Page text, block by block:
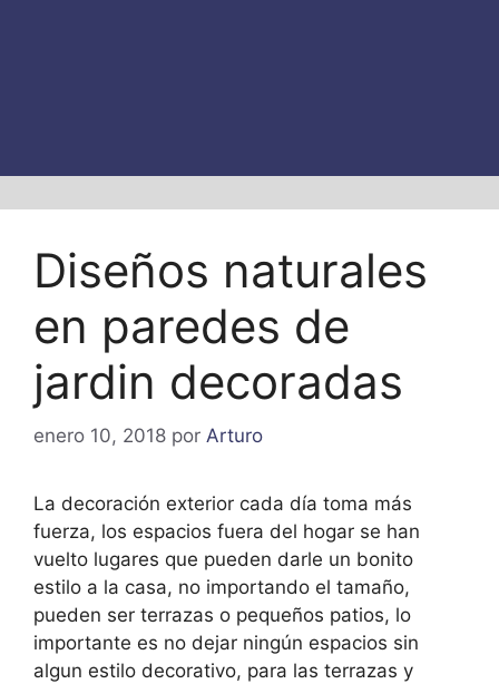
Diseños naturales
en paredes de
jardin decoradas
enero 10, 2018 por Arturo
La decoración exterior cada día toma más
fuerza, los espacios fuera del hogar se han
vuelto lugares que pueden darle un bonito
estilo a la casa, no importando el tamaño,
pueden ser terrazas o pequeños patios, lo
importante es no dejar ningún espacios sin
algun estilo decorativo, para las terrazas y